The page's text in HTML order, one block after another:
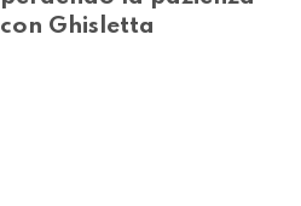
con Ghisletta